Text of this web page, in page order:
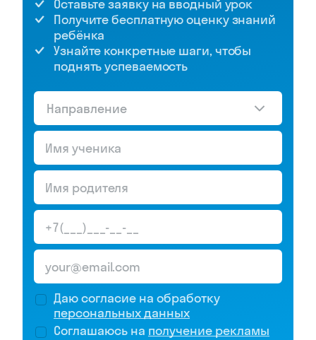
Оставьте заявку на вводный урок
Получите бесплатную оценку знаний
ребёнка
Узнайте конкретные шаги, чтобы
поднять успеваемость
Направление
Даю согласие на обработку
персональных данных
Соглашаюсь на получение рекламы